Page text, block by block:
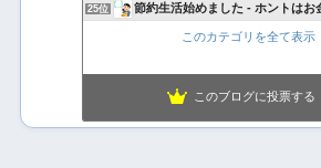
25位 節約生活始めました - ホントはお
このカテゴリを全て表示
このブログに投票する